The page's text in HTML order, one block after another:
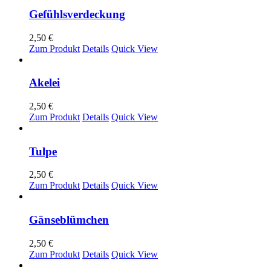
Gefühlsverdeckung
2,50 €
Zum Produkt Details Quick View
Akelei
2,50 €
Zum Produkt Details Quick View
Tulpe
2,50 €
Zum Produkt Details Quick View
Gänseblümchen
2,50 €
Zum Produkt Details Quick View